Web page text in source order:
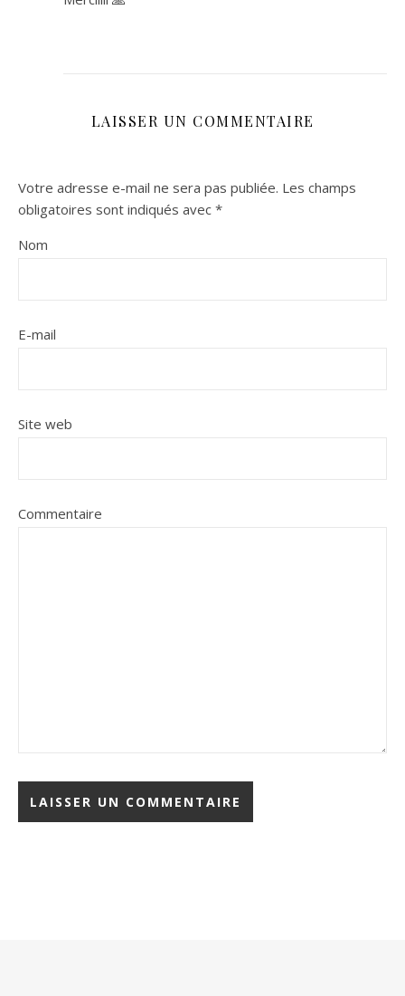
LAISSER UN COMMENTAIRE
Votre adresse e-mail ne sera pas publiée. Les champs
obligatoires sont indiqués avec *
Nom
E-mail
Site web
Commentaire